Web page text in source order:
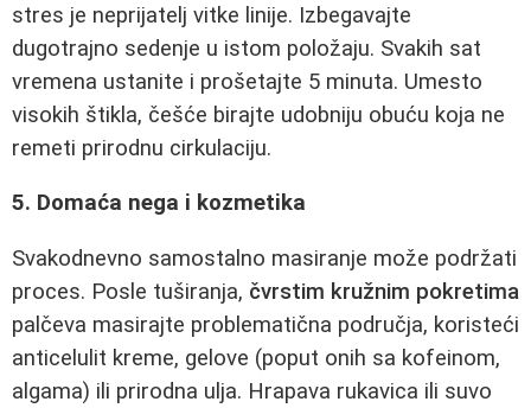
stres je neprijatelj vitke linije. Izbegavajte
dugotrajno sedenje u istom položaju. Svakih sat
vremena ustanite i prošetajte 5 minuta. Umesto
visokih štikla, češće birajte udobniju obuću koja ne
remeti prirodnu cirkulaciju.
5. Domaća nega i kozmetika
Svakodnevno samostalno masiranje može podržati
proces. Posle tuširanja, čvrstim kružnim pokretima
palčeva masirajte problematična područja, koristeći
anticelulit kreme, gelove (poput onih sa kofeinom,
algama) ili prirodna ulja. Hrapava rukavica ili suvo